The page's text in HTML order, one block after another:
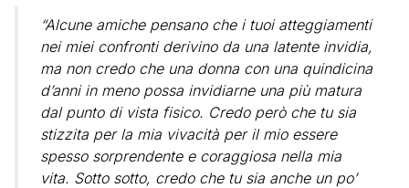
“Alcune amiche pensano che i tuoi atteggiamenti
nei miei confronti derivino da una latente invidia,
ma non credo che una donna con una quindicina
d’anni in meno possa invidiarne una più matura
dal punto di vista fisico. Credo però che tu sia
stizzita per la mia vivacità per il mio essere
spesso sorprendente e coraggiosa nella mia
vita. Sotto sotto, credo che tu sia anche un po’